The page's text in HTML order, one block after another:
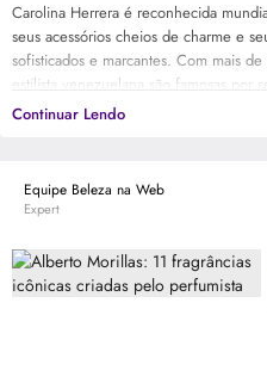
Carolina Herrera é reconhecida
seus acessórios cheios de charme e
sofisticados e marcantes. Com mais
estilista venezuelana são famosas por
que conquistou mulheres poderosas e
Continuar Lendo
Equipe Beleza na Web
Expert